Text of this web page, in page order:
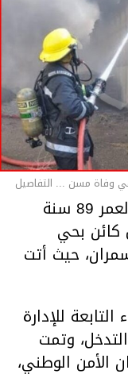
وفاة مسن ... التفاصيل
توفي يوم أمس مسن يبلغ من العمر 89 سنة
كائن بحي
حيث أتت
للإدارة
وتمت
الأمن الوطني،